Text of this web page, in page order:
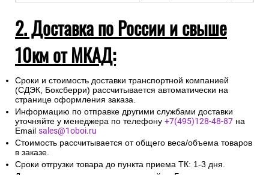
2. Доставка по России и свыше
10км от МКАД:
Сроки и стоимость доставки транспортной компанией
(СДЭК, Боксберри) рассчитывается автоматически на
странице оформления заказа.
Информацию по отправке другими службами доставки
уточняйте у менеджера по телефону +7(495)128-48-87 на
Email sales@1oboi.ru
Стоимость рассчитывается от общего веса/объема товаров
в заказе.
Сроки отгрузки товара до пункта приема ТК: 1-3 дня.